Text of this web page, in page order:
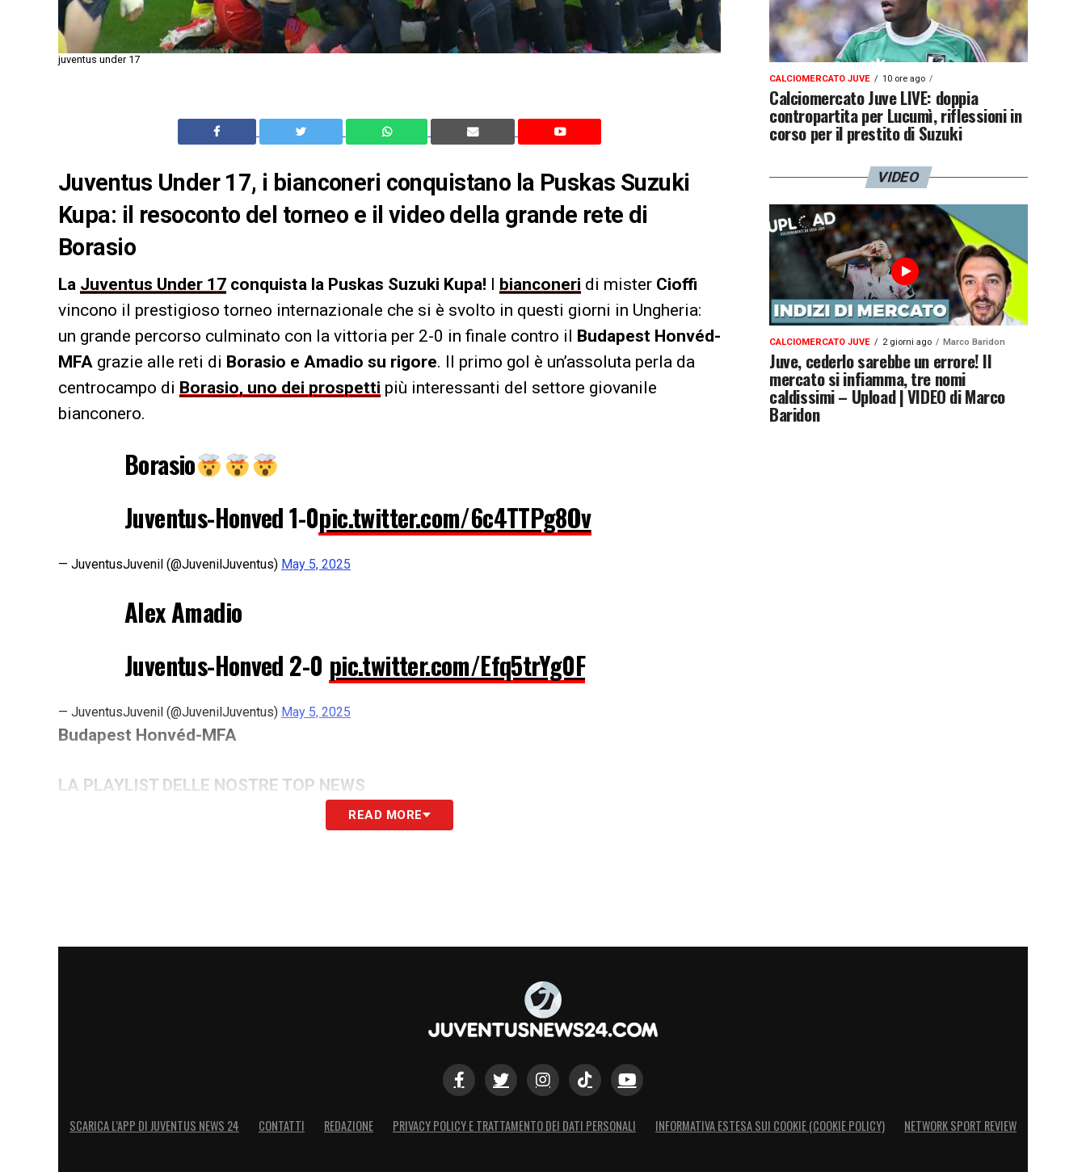
juventus under 17
Juventus Under 17, i bianconeri conquistano la Puskas Suzuki
Kupa: il resoconto del torneo e il video della grande rete di
Borasio
La Juventus Under 17 conquista la Puskas Suzuki Kupa! I bianconeri di mister Cioffi
vincono il prestigioso torneo internazionale che si è svolto in questi giorni in Ungheria:
un grande percorso culminato con la vittoria per 2-0 in finale contro il Budapest Honvéd-
MFA grazie alle reti di Borasio e Amadio su rigore. Il primo gol è un’assoluta perla da
centrocampo di Borasio, uno dei prospetti più interessanti del settore giovanile
bianconero.
Borasio
Juventus-Honved 1-0pic.twitter.com/6c4TTPg8Ov
— JuventusJuvenil (@JuvenilJuventus) May 5, 2025
Alex Amadio
Juventus-Honved 2-0 pic.twitter.com/Efq5trYg0F
— JuventusJuvenil (@JuvenilJuventus) May 5, 2025
Budapest Honvéd-MFA
LA PLAYLIST DELLE NOSTRE TOP NEWS
READ MORE
CALCIOMERCATO JUVE 10 ore ago
Calciomercato Juve LIVE: doppia
contropartita per Lucumì, riflessioni in
corso per il prestito di Suzuki
VIDEO
CALCIOMERCATO JUVE 2 giorni ago Marco Baridon
Juve, cederlo sarebbe un errore! Il
mercato si infiamma, tre nomi
caldissimi – Upload | VIDEO di Marco
Baridon
SCARICA L’APP DI JUVENTUS NEWS 24 CONTATTI REDAZIONE PRIVACY POLICY E TRATTAMENTO DEI DATI PERSONALI INFORMATIVA ESTESA SUI COOKIE (COOKIE POLICY) NETWORK SPORT REVIEW